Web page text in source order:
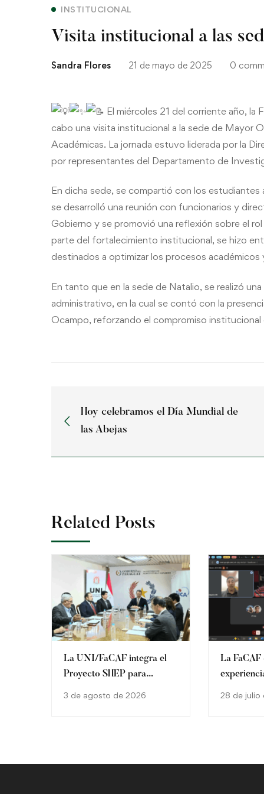
INSTITUCIONAL
Visita institucional a las
Sandra Flores 21 de mayo de 2025 0
El miércoles 21 del corriente año, la
cabo una visita institucional a la sede de Mayor
Académicas. La jornada estuvo liderada por la
por representantes del Departamento de
En dicha sede, se compartió con los estudiantes
se desarrolló una reunión con funcionarios y
Gobierno y se promovió una reflexión sobre el
parte del fortalecimiento institucional, se hizo
destinados a optimizar los procesos académicos
En tanto que en la sede de Natalio, se realizó
administrativo, en la cual se contó con la
Ocampo, reforzando el compromiso
Hoy celebramos el Día Mundial de
las Abejas
Related Posts
La UNI/FaCAF integra el
Proyecto SHEP para
3 de agosto de 2026
La
28 de julio